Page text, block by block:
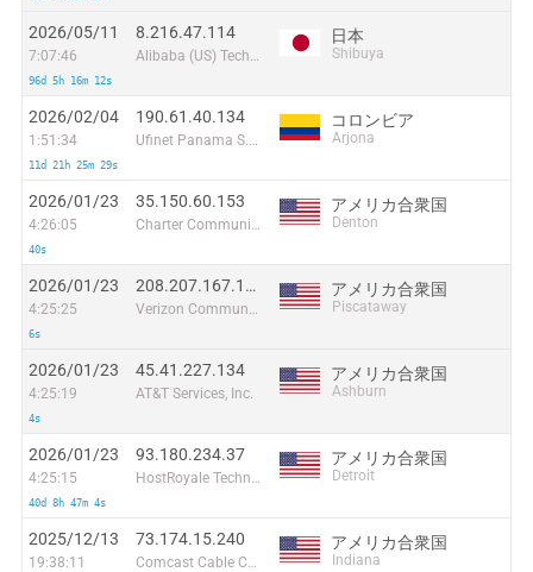
2026/05/11
7:07:46
96d 5h 16m 12s
8.216.47.114
Alibaba (US) Technology Co., Ltd.
日本
Shibuya
2026/02/04
1:51:34
11d 21h 25m 29s
190.61.40.134
Ufinet Panama S.A.
コロンビア
Arjona
2026/01/23
4:26:05
40s
35.150.60.153
Charter Communications
アメリカ合衆国
Denton
2026/01/23
4:25:25
6s
208.207.167.171
Verizon Communications
アメリカ合衆国
Piscataway
2026/01/23
4:25:19
4s
45.41.227.134
AT&T Services, Inc.
アメリカ合衆国
Ashburn
2026/01/23
4:25:15
40d 8h 47m 4s
93.180.234.37
HostRoyale Technologies Pvt Ltd
アメリカ合衆国
Detroit
2025/12/13
19:38:11
73.174.15.240
Comcast Cable Communications
アメリカ合衆国
Indiana